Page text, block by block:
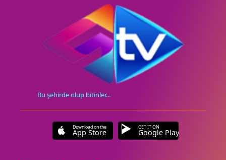
Bu şehirde olup bitinler...
Download on the
App Store
GET IT ON
Google Play